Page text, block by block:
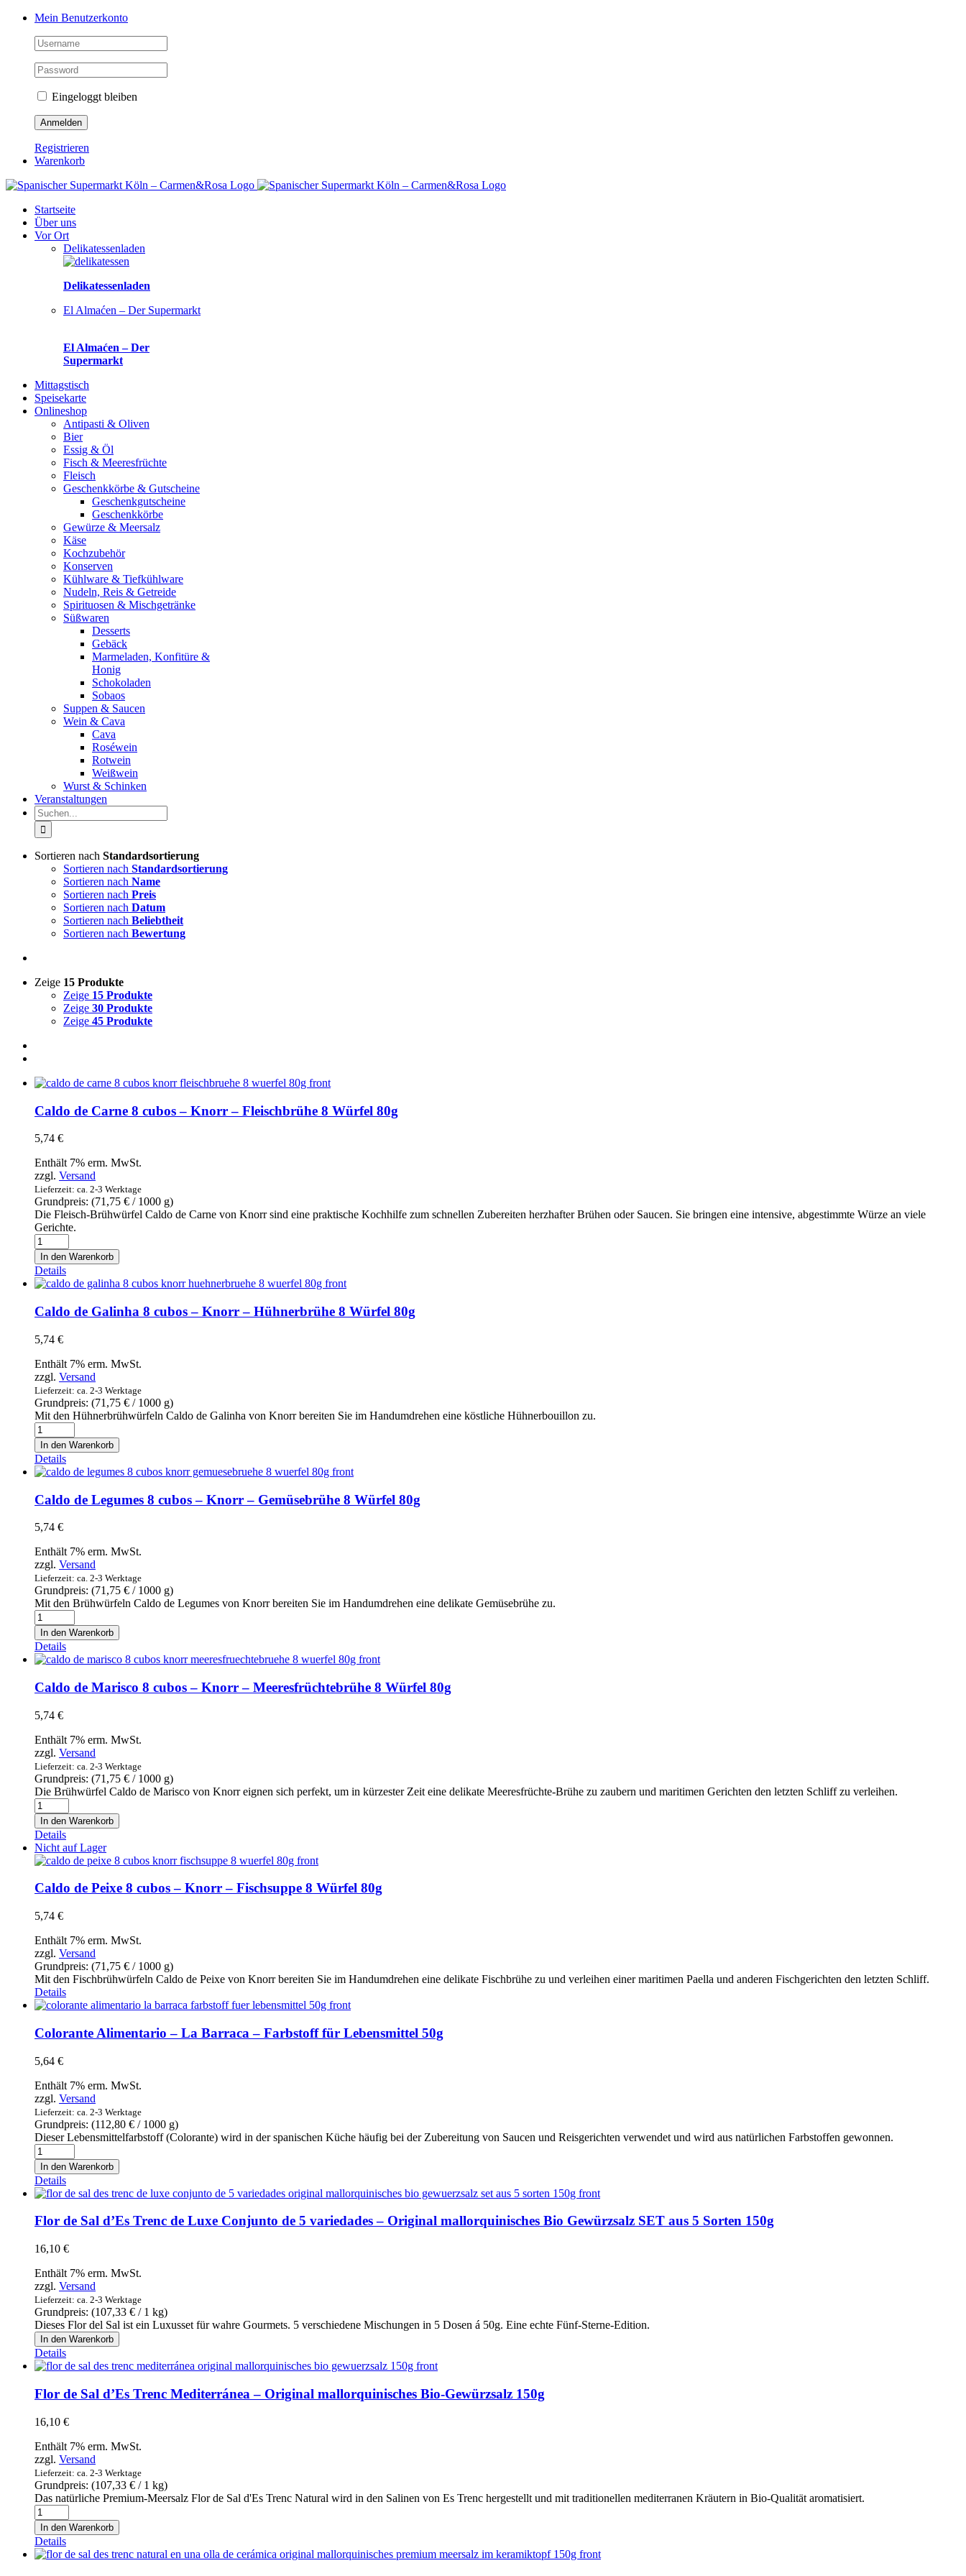
Zum
springen
Facebook
Instagram
Pinterest
Tiktok
YouTubeMein Benutzerkonto
Eingeloggt bleiben
Registrieren
Warenkorb
Startseite
Über uns
Vor Ort
Delikatessenladen
Delikatessenladen
El Almaćen – Der Supermarkt
El Almaćen – Der
Supermarkt
Mittagstisch
Speisekarte
Onlineshop
Antipasti & Oliven
Bier
Essig & Öl
Fisch & Meeresfrüchte
Fleisch
Geschenkkörbe & Gutscheine
Geschenkgutscheine
Geschenkkörbe
Gewürze & Meersalz
Käse
Kochzubehör
Konserven
Kühlware & Tiefkühlware
Nudeln, Reis & Getreide
Spirituosen & Mischgetränke
Süßwaren
Desserts
Gebäck
Marmeladen, Konfitüre &
Honig
Schokoladen
Sobaos
Suppen & Saucen
Wein & Cava
Cava
Roséwein
Rotwein
Weißwein
Wurst & Schinken
Veranstaltungen
Suche
nach:
Sortieren nach Standardsortierung
Sortieren nach Standardsortierung
Sortieren nach Name
Sortieren nach Preis
Sortieren nach Datum
Sortieren nach Beliebtheit
Sortieren nach Bewertung
Zeige 15 Produkte
Zeige 15 Produkte
Zeige 30 Produkte
Zeige 45 Produkte
Caldo de Carne 8 cubos – Knorr – Fleischbrühe 8 Würfel 80g
5,74 €
Enthält 7% erm. MwSt.
zzgl. Versand
Lieferzeit: ca. 2-3 Werktage
Grundpreis: (71,75 € / 1000 g)
Die Fleisch-Brühwürfel Caldo de Carne von Knorr sind eine praktische Kochhilfe zum schnellen Zubereiten herzhafter Brühen oder Saucen. Sie bringen eine intensive, abgestimmte Würze an viele
Gerichte.
Caldo
de
Carne
8
cubos
-
Knorr
Fleischbrühe
Würfel
80g
Menge
In den Warenkorb
Details
Caldo de Galinha 8 cubos – Knorr – Hühnerbrühe 8 Würfel 80g
5,74 €
Enthält 7% erm. MwSt.
zzgl. Versand
Lieferzeit: ca. 2-3 Werktage
Grundpreis: (71,75 € / 1000 g)
Mit den Hühnerbrühwürfeln Caldo de Galinha von Knorr bereiten Sie im Handumdrehen eine köstliche Hühnerbouillon zu.
Caldo
de
Galinha
8
cubos
Knorr
Hühnerbrühe
Würfel
80g
Menge
In den Warenkorb
Details
Caldo de Legumes 8 cubos – Knorr – Gemüsebrühe 8 Würfel 80g
5,74 €
Enthält 7% erm. MwSt.
zzgl. Versand
Lieferzeit: ca. 2-3 Werktage
Grundpreis: (71,75 € / 1000 g)
Mit den Brühwürfeln Caldo de Legumes von Knorr bereiten Sie im Handumdrehen eine delikate Gemüsebrühe zu.
Caldo
de
Legumes
8
cubos
Knorr
Gemüsebrühe
Würfel
80g
Menge
In den Warenkorb
Details
Caldo de Marisco 8 cubos – Knorr – Meeresfrüchtebrühe 8 Würfel 80g
5,74 €
Enthält 7% erm. MwSt.
zzgl. Versand
Lieferzeit: ca. 2-3 Werktage
Grundpreis: (71,75 € / 1000 g)
Die Brühwürfel Caldo de Marisco von Knorr eignen sich perfekt, um in kürzester Zeit eine delikate Meeresfrüchte-Brühe zu zaubern und maritimen Gerichten den letzten Schliff zu verleihen.
Caldo
de
Marisco
8
cubos
-
Knorr
-
8
80g
Menge
In den Warenkorb
Details
Nicht auf Lager
Caldo de Peixe 8 cubos – Knorr – Fischsuppe 8 Würfel 80g
5,74 €
Enthält 7% erm. MwSt.
zzgl. Versand
Grundpreis: (71,75 € / 1000 g)
Mit den Fischbrühwürfeln Caldo de Peixe von Knorr bereiten Sie im Handumdrehen eine delikate Fischbrühe zu und verleihen einer maritimen Paella und anderen Fischgerichten den letzten Schliff.
Details
Colorante Alimentario – La Barraca – Farbstoff für Lebensmittel 50g
5,64 €
Enthält 7% erm. MwSt.
zzgl. Versand
Lieferzeit: ca. 2-3 Werktage
Grundpreis: (112,80 € / 1000 g)
Dieser Lebensmittelfarbstoff (Colorante) wird in der spanischen Küche häufig bei der Zubereitung von Saucen und Reisgerichten verwendet und wird aus natürlichen Farbstoffen gewonnen.
Colorante
Alimentario
-
La
Barraca
-
Farbstoff
Lebensmittel
Menge
In den Warenkorb
Details
Flor de Sal d’Es Trenc de Luxe Conjunto de 5 variedades – Original mallorquinisches Bio Gewürzsalz SET aus 5 Sorten 150g
16,10 €
Enthält 7% erm. MwSt.
zzgl. Versand
Lieferzeit: ca. 2-3 Werktage
Grundpreis: (107,33 € / 1 kg)
Dieses Flor del Sal ist ein Luxusset für wahre Gourmets. 5 verschiedene Mischungen in 5 Dosen á 50g. Eine echte Fünf-Sterne-Edition.
Flor
de
Sal
Trenc
de
Conjunto
de
5
variedades
-
Original
mallorquinisches
Bio
Gewürzsalz
SET
aus
In den Warenkorb
Details
Flor de Sal d’Es Trenc Mediterránea – Original mallorquinisches Bio-Gewürzsalz 150g
16,10 €
Enthält 7% erm. MwSt.
zzgl. Versand
Lieferzeit: ca. 2-3 Werktage
Grundpreis: (107,33 € / 1 kg)
Das natürliche Premium-Meersalz Flor de Sal d'Es Trenc Natural wird in den Salinen von Es Trenc hergestellt und mit traditionellen mediterranen Kräutern in Bio-Qualität aromatisiert.
Flor
de
Sal
d'Es
Trenc
In den Warenkorb
Details